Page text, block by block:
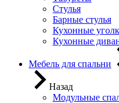
Стулья
Барные стулья
Кухонные
Кухонные
Мебель для спальни
Назад
Модульные